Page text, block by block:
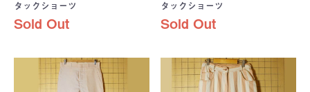
タックショーツ
Sold Out
タックショーツ
Sold Out